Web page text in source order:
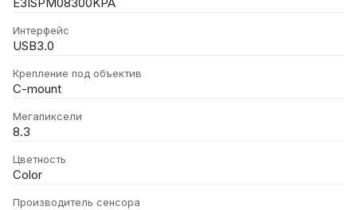
E3ISPM08300KPA
Интерфейс
USB3.0
Крепление под объектив
C-mount
Мегапиксели
8.3
Цветность
Color
Производитель сенсора